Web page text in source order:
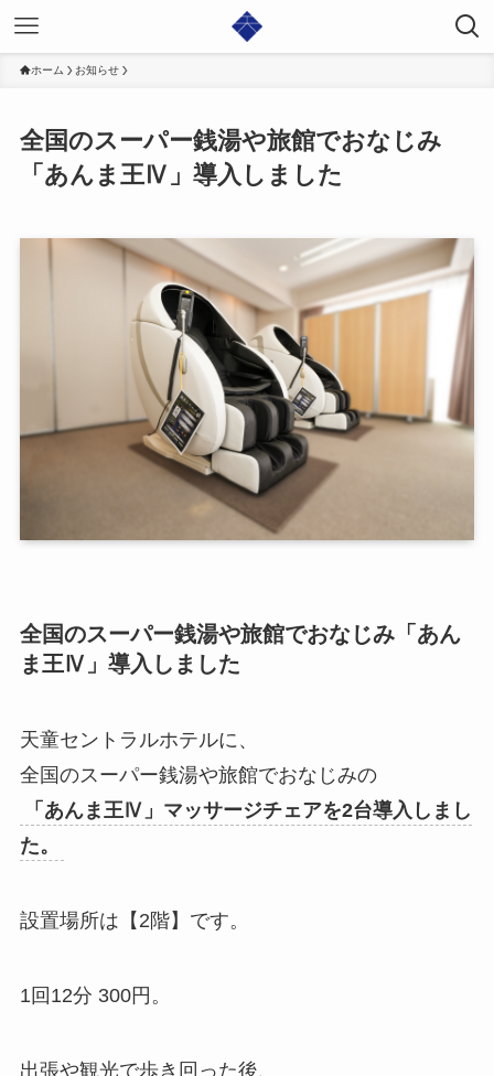
ホーム お知らせ
全国のスーパー銭湯や旅館でおなじみ
「あんま王Ⅳ」導入しました
全国のスーパー銭湯や旅館でおなじみ「あん
ま王Ⅳ」導入しました
天童セントラルホテルに、
全国のスーパー銭湯や旅館でおなじみの
「あんま王Ⅳ」マッサージチェアを2台導入しまし
た。
設置場所は【2階】です。
1回12分 300円。
出張や観光で歩き回った後、